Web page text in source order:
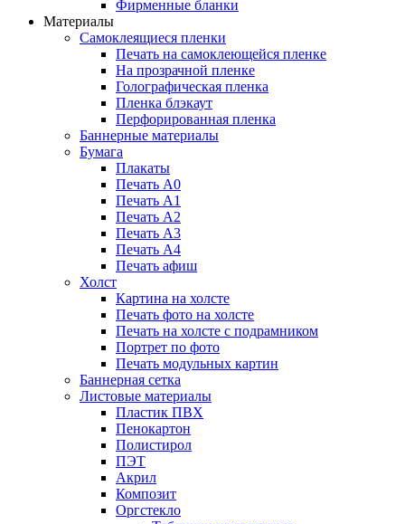
Фирменные бланки
Материалы
Самоклеящиеся пленки
Печать на самоклеющейся пленке
На прозрачной пленке
Голографическая пленка
Пленка блэкаут
Перфорированная пленка
Баннерные материалы
Бумага
Плакаты
Печать А0
Печать А1
Печать А2
Печать А3
Печать А4
Печать афиш
Холст
Картина на холсте
Печать фото на холсте
Печать на холсте с подрамником
Портрет по фото
Печать модульных картин
Баннерная сетка
Листовые материалы
Пластик ПВХ
Пенокартон
Полистирол
ПЭТ
Акрил
Композит
Оргстекло